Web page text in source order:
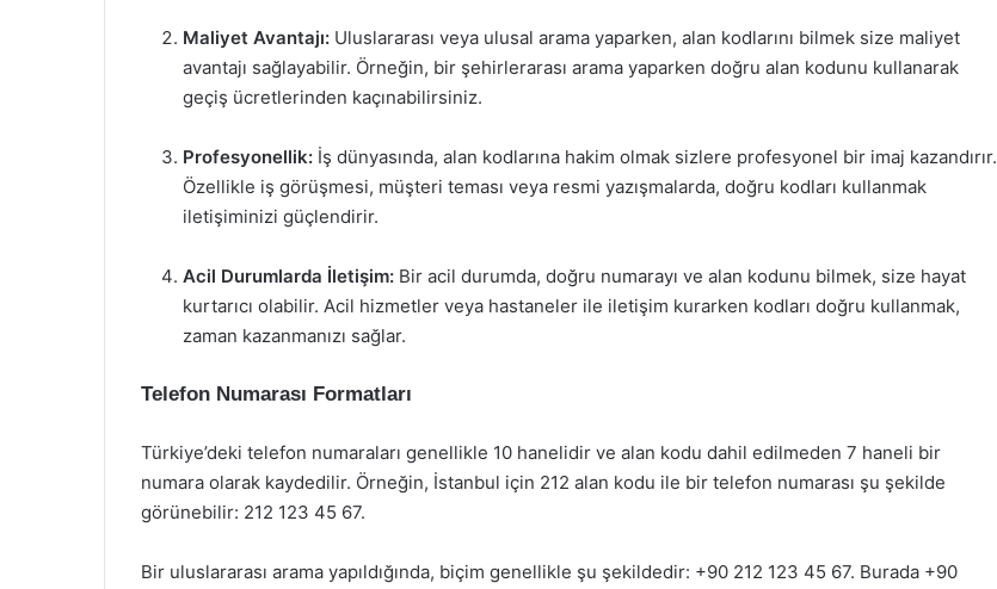
Maliyet Avantajı: Uluslararası veya ulusal arama yaparken, alan kodlarını bilmek size maliyet
avantajı sağlayabilir. Örneğin, bir şehirlerarası arama yaparken doğru alan kodunu kullanarak
geçiş ücretlerinden kaçınabilirsiniz.
Profesyonellik: İş dünyasında, alan kodlarına hakim olmak sizlere profesyonel bir imaj kazandırır.
Özellikle iş görüşmesi, müşteri teması veya resmi yazışmalarda, doğru kodları kullanmak
iletişiminizi güçlendirir.
Acil Durumlarda İletişim: Bir acil durumda, doğru numarayı ve alan kodunu bilmek, size hayat
kurtarıcı olabilir. Acil hizmetler veya hastaneler ile iletişim kurarken kodları doğru kullanmak,
zaman kazanmanızı sağlar.
Telefon Numarası Formatları
Türkiye’deki telefon numaraları genellikle 10 hanelidir ve alan kodu dahil edilmeden 7 haneli bir
numara olarak kaydedilir. Örneğin, İstanbul için 212 alan kodu ile bir telefon numarası şu şekilde
görünebilir: 212 123 45 67.
Bir uluslararası arama yapıldığında, biçim genellikle şu şekildedir: +90 212 123 45 67. Burada +90